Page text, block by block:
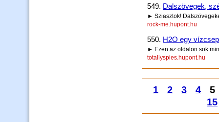
549. Dalszövegek,
► Sziasztok!
rock-me.hupont.hu
550. H2O egy
► Ezen az oldalon sok
totallyspies.hupont.hu
1 2 3 4
15